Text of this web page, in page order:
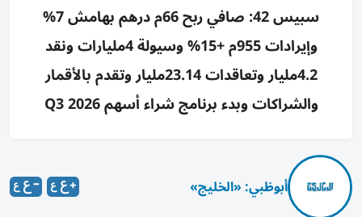
سبيس 42: صافي ربح 66م درهم بهامش 7%
وإيرادات 955م +15% وسيولة 4مليارات ونقد
4.2مليار وتعاقدات 23.14مليار وتقدم بالأقمار
والشراكات وبدء برنامج شراء أسهم 2026 Q3
أبوظبي: «الخليج»